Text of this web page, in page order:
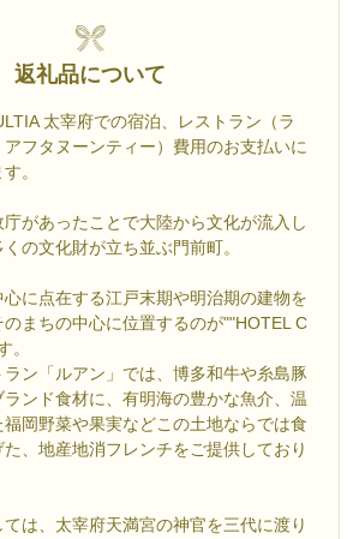
返礼品について
太宰府での宿泊、レストラン（ラ
アフタヌーンティー）費用のお支払いに
。
があったことで大陸から文化が流入し
の文化財が立ち並ぶ門前町。
に点在する江戸末期や明治期の建物を
のまちの中心に位置するのが""HOTEL C
。
ン「ルアン」では、博多和牛や糸島豚
ンド食材に、有明海の豊かな魚介、温
岡野菜や果実などこの土地ならでは食
、地産地消フレンチをご提供しており
は、太宰府天満宮の神官を三代に渡り